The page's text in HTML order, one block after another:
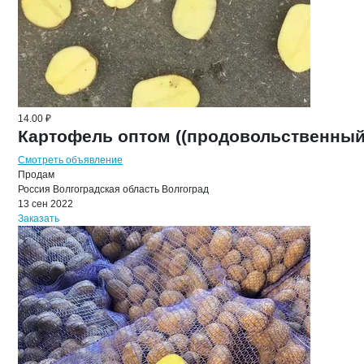
14.00 ₽
Картофель оптом
Смотреть объявление
Продам
Россия Волгоградская область Волгоград
13 сен 2022
Заказать